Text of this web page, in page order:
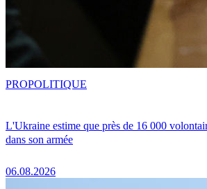
L'Ukraine estime que près de 16 000
dans son armée
06.08.2026
PROPOLITIQUE